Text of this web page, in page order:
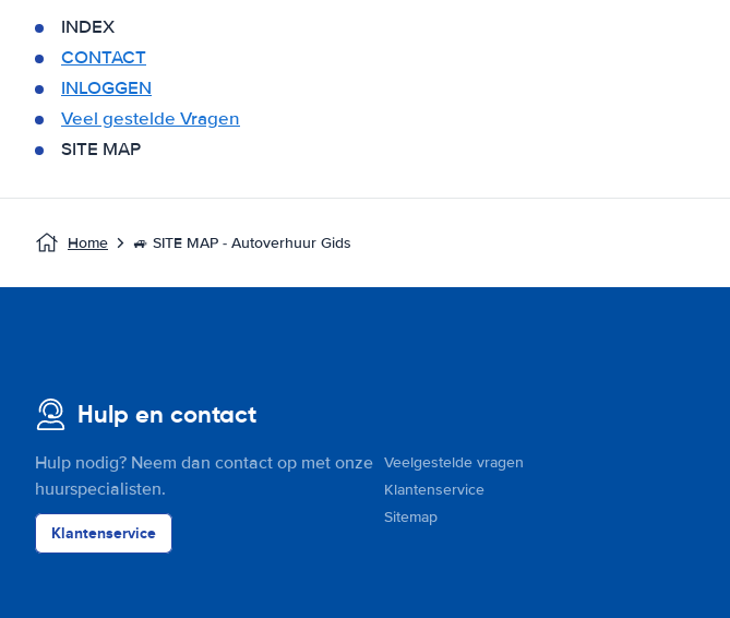
INDEX
CONTACT
INLOGGEN
Veel gestelde Vragen
SITE MAP
Home 🚙 SITE MAP - Autoverhuur Gids
Hulp en contact
Hulp nodig? Neem dan contact op met onze
huurspecialisten.
Klantenservice
Veelgestelde vragen
Klantenservice
Sitemap